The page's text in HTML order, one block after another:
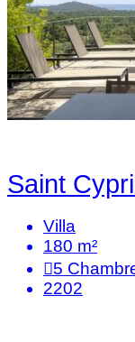
Saint
Villa
180 m²
5
2202